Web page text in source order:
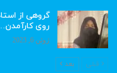
گروهی از
روی
ژوئن 6, 2023
قبلی بعد